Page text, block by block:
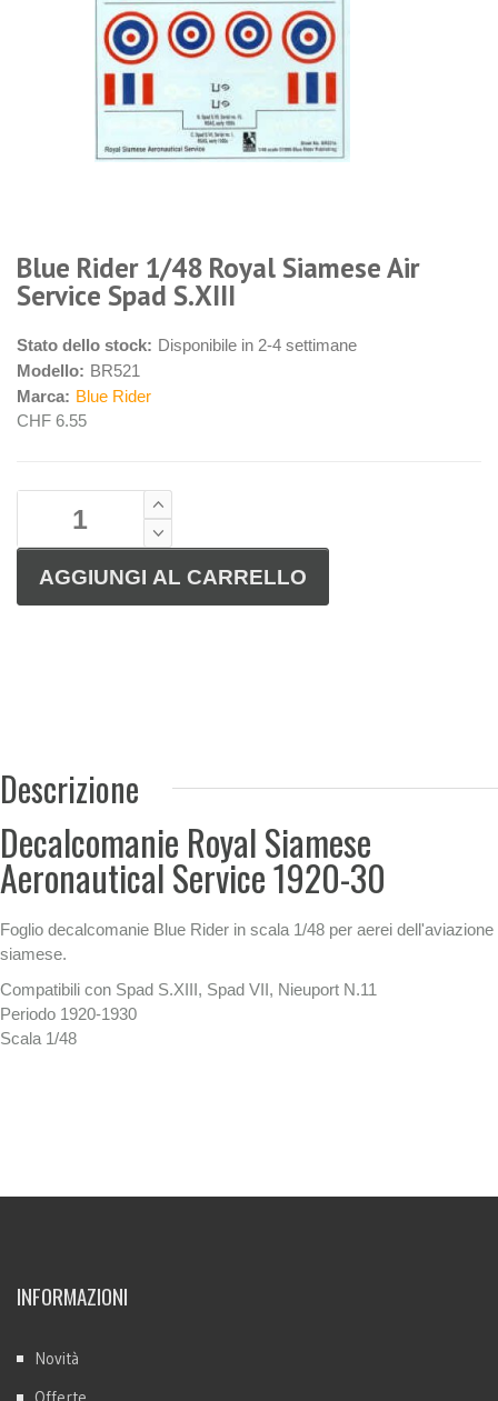
Blue Rider 1/48 Royal Siamese Air
Service Spad S.XIII
Stato dello stock: Disponibile in 2-4 settimane
Modello: BR521
Marca: Blue Rider
CHF 6.55
Descrizione
Decalcomanie Royal Siamese
Aeronautical Service 1920-30
Foglio decalcomanie Blue Rider in scala 1/48 per aerei dell'aviazione
siamese.
Compatibili con Spad S.XIII, Spad VII, Nieuport N.11
Periodo 1920-1930
Scala 1/48
INFORMAZIONI
Novità